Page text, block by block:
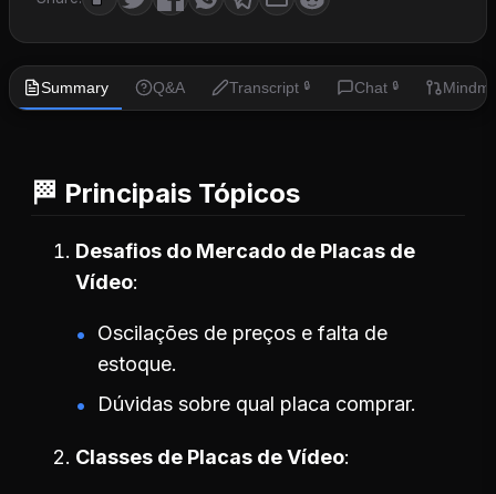
Summary Q&A Transcript 🔒 Chat 🔒
🏁 Principais Tópicos
Desafios do Mercado de Placas de
Vídeo
Oscilações de preços e falta de
estoque.
Dúvidas sobre qual placa comprar.
Classes de Placas de Vídeo